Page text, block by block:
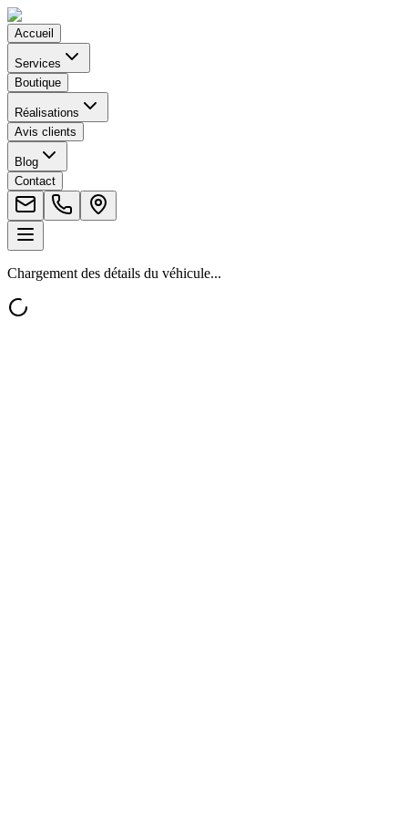
Accueil
Services
Boutique
Réalisations
Avis clients
Blog
Contact
Chargement des détails du véhicule...